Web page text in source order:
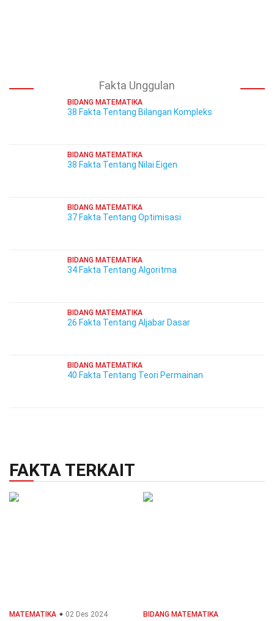
Fakta Unggulan
BIDANG MATEMATIKA
38 Fakta Tentang Bilangan Kompleks
BIDANG MATEMATIKA
38 Fakta Tentang Nilai Eigen
BIDANG MATEMATIKA
37 Fakta Tentang Optimisasi
BIDANG MATEMATIKA
34 Fakta Tentang Algoritma
BIDANG MATEMATIKA
26 Fakta Tentang Aljabar Dasar
BIDANG MATEMATIKA
40 Fakta Tentang Teori Permainan
FAKTA TERKAIT
MATEMATIKA 02 Des 2024
BIDANG MATEMATIKA